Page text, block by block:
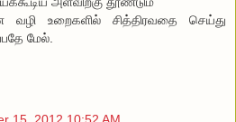
வழி உறைகளில் சித்திரவதை செய்து
மேல்.